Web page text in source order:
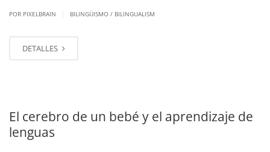
POR PIXELBRAIN BILINGÜISMO / BILINGUALISM
DETALLES
El cerebro de un bebé y el aprendizaje de
lenguas